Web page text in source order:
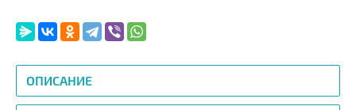
ОПИСАНИЕ